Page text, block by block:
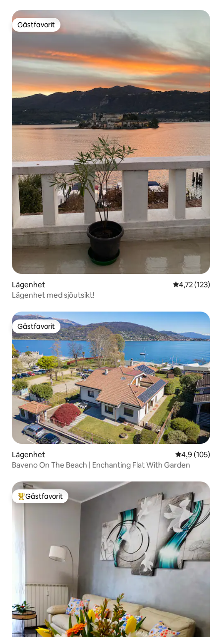
Gästfavorit
Gästfavorit
Lägenhet 4,72 av 5 i
4,72 (123)
Lägenhet med sjöutsikt!
Gästfavorit
Gästfavorit
Lägenhet 4,9 av 5 i
4,9 (105)
Baveno On The Beach | Enchanting Flat With Garden
Populär gästfavorit
Gästfavorit